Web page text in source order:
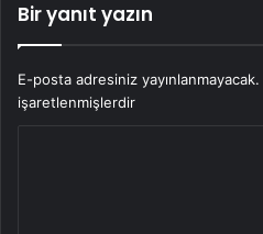
Bir yanıt yazın
E-posta adresiniz yayınlanmayacak.
işaretlenmişlerdir